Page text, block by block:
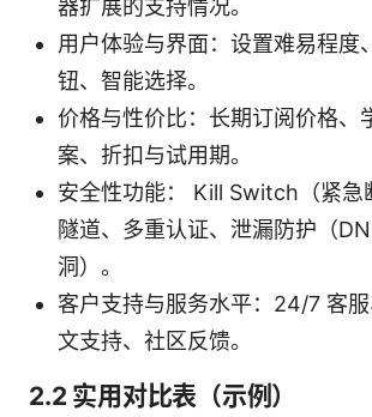
器扩展的支持情况。
用户体验与界面：设置难易程度
钮、智能选择。
价格与性价比：长期订阅价格、
案、折扣与试用期。
安全性功能： Kill Switch（紧急
隧道、多重认证、泄漏防护（
洞）。
客户支持与服务水平：24/7 客
文支持、社区反馈。
2.2 实用对比表（示例）